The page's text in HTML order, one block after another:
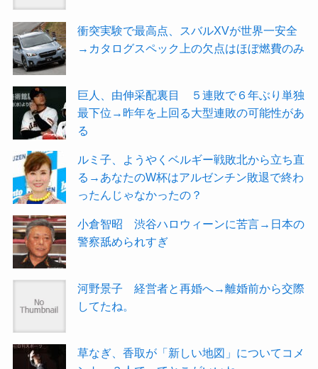
衝突実験で最高点、スバルXVが世界一安全
→カタログスペック上の欠点はほぼ燃費のみ
巨人、由伸采配裏目 ５連敗で６年ぶり単独
最下位→昨年を上回る大型連敗の可能性があ
る
ルミ子、ようやくベルギー戦敗北から立ち直
る→あなたのW杯はアルゼンチン敗退で終わ
ったんじゃなかったの？
小倉智昭 渋谷ハロウィーンに苦言→日本の
警察舐められすぎ
河野景子 経営者と再婚へ→離婚前から交際
してたね。
草なぎ、香取が「新しい地図」についてコメ